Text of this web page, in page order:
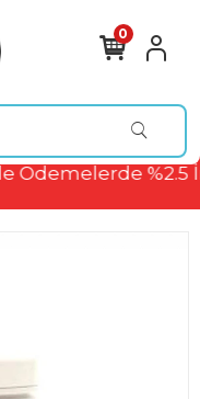
Ödemelerde %2.5
0